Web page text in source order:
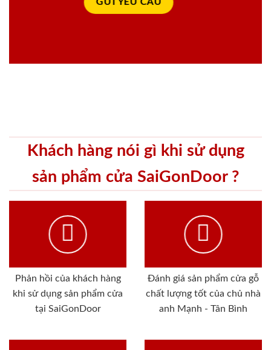
Khách hàng nói gì khi sử dụng
sản phẩm cửa SaiGonDoor ?
Phản hồi của khách hàng
khi sử dụng sản phẩm cửa
tại SaiGonDoor
Đánh giá sản phẩm cửa gỗ
chất lượng tốt của chủ nhà
anh Mạnh - Tân Bình